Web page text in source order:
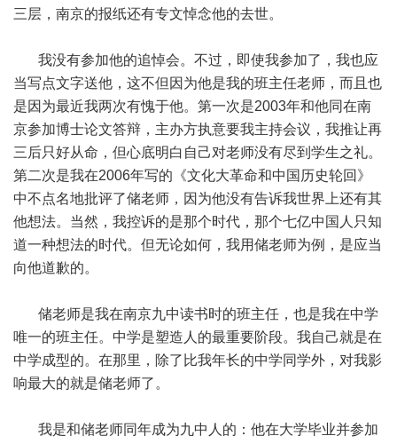
三层，南京的报纸还有专文悼念他的去世。
我没有参加他的追悼会。不过，即使我参加了，我也应
当写点文字送他，这不但因为他是我的班主任老师，而且也
是因为最近我两次有愧于他。第一次是2003年和他同在南
京参加博士论文答辩，主办方执意要我主持会议，我推让再
三后只好从命，但心底明白自己对老师没有尽到学生之礼。
第二次是我在2006年写的《文化大革命和中国历史轮回》
中不点名地批评了储老师，因为他没有告诉我世界上还有其
他想法。当然，我控诉的是那个时代，那个七亿中国人只知
道一种想法的时代。但无论如何，我用储老师为例，是应当
向他道歉的。
储老师是我在南京九中读书时的班主任，也是我在中学
唯一的班主任。中学是塑造人的最重要阶段。我自己就是在
中学成型的。在那里，除了比我年长的中学同学外，对我影
响最大的就是储老师了。
我是和储老师同年成为九中人的：他在大学毕业并参加